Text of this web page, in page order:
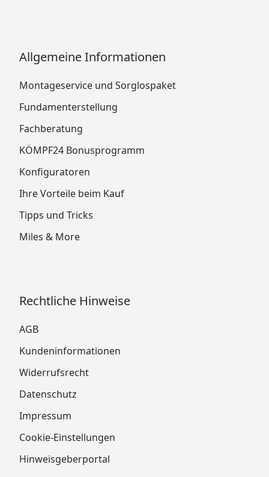
Allgemeine Informationen
Montageservice und Sorglospaket
Fundamenterstellung
Fachberatung
KÖMPF24 Bonusprogramm
Konfiguratoren
Ihre Vorteile beim Kauf
Tipps und Tricks
Miles & More
Rechtliche Hinweise
AGB
Kundeninformationen
Widerrufsrecht
Datenschutz
Impressum
Cookie-Einstellungen
Hinweisgeberportal